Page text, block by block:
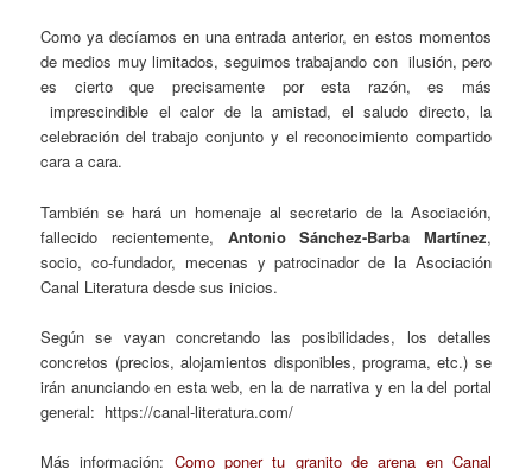
Como ya decíamos en una entrada anterior, en estos momentos
de medios muy limitados, seguimos trabajando con ilusión, pero
es cierto que precisamente por esta razón, es más
imprescindible el calor de la amistad, el saludo directo, la
celebración del trabajo conjunto y el reconocimiento compartido
cara a cara.
También se hará un homenaje al secretario de la Asociación,
fallecido recientemente, Antonio Sánchez-Barba Martínez,
socio, co-fundador, mecenas y patrocinador de la Asociación
Canal Literatura desde sus inicios.
Según se vayan concretando las posibilidades, los detalles
concretos (precios, alojamientos disponibles, programa, etc.) se
irán anunciando en esta web, en la de narrativa y en la del portal
general: https://canal-literatura.com/
Más información: Como poner tu granito de arena en Canal